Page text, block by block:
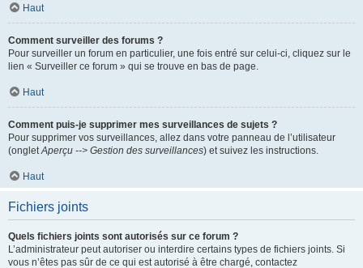
Haut
Comment surveiller des forums ?
Pour surveiller un forum en particulier, une fois entré sur celui-ci, cliquez sur le
lien « Surveiller ce forum » qui se trouve en bas de page.
Haut
Comment puis-je supprimer mes surveillances de sujets ?
Pour supprimer vos surveillances, allez dans votre panneau de l’utilisateur
(ongletAperçu --> Gestion des surveillances) et suivez les instructions.
Haut
Fichiers joints
Quels fichiers joints sont autorisés sur ce forum ?
L’administrateur peut autoriser ou interdire certains types de fichiers joints. Si
vous n’êtes pas sûr de ce qui est autorisé à être chargé, contactez